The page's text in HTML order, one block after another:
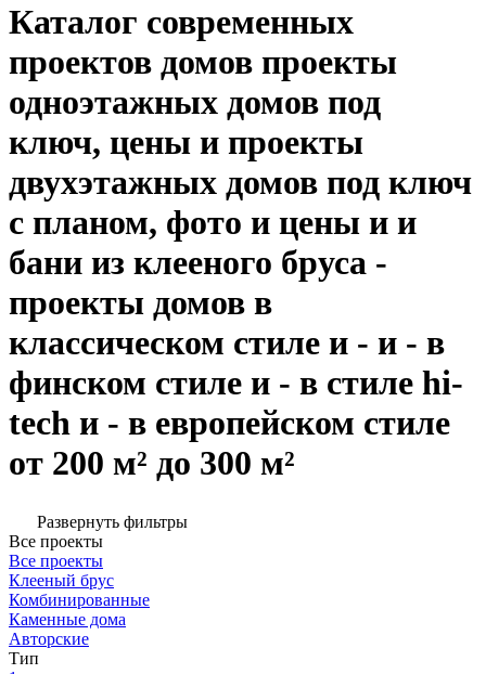
Каталог современных
проектов домов проекты
одноэтажных домов под
ключ, цены и проекты
двухэтажных домов под ключ
с планом, фото и цены и и
бани из клееного бруса -
проекты домов в
классическом стиле и - и - в
финском стиле и - в стиле hi-
tech и - в европейском стиле
от 200 м² до 300 м²
Развернуть фильтры
Все проекты
Все проекты
Клееный брус
Комбинированные
Каменные дома
Авторские
Тип